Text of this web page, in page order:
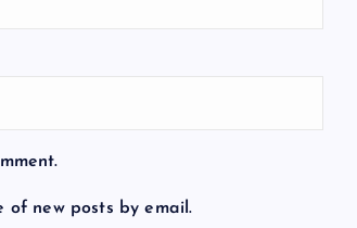
of new posts by email.